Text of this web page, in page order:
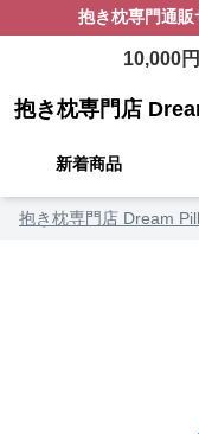
抱き枕専門通販
10,000
抱き枕専門店
新着商品
抱き枕専門店 Dream